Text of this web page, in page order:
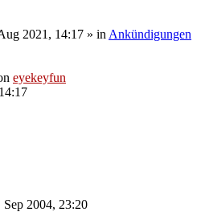
2021, 14:17 » in Ankündigungen
eyekeyfun
2004, 23:20